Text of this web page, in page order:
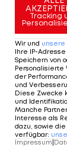
auch
seiner
Trainern
"Ich hätte
eine
als
Beichler
unter
Tracking
Wir und unsere
Ihre IP-
Speichern von
Personalisierte
der
und
Diese Zwecke
und
Manche
Interesse als
dazu, sowie
verfügbar:
Impressum|